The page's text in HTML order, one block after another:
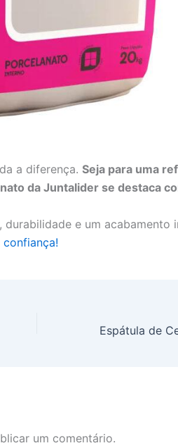
a diferença. Seja para uma
da Juntalider se destaca
e um acabamento
confiança!
um comentário.